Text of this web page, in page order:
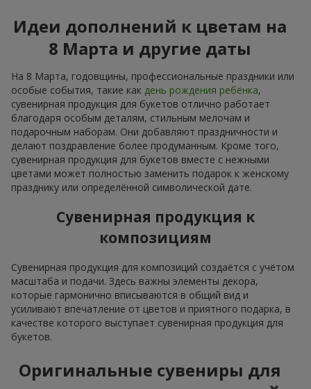
Идеи дополнений к цветам на
8 Марта и другие даты
На 8 Марта, годовщины, профессиональные праздники или
особые события, такие как день рождения ребёнка,
сувенирная продукция для букетов отлично работает
благодаря особым деталям, стильным мелочам и
подарочным наборам. Они добавляют праздничности и
делают поздравление более продуманным. Кроме того,
сувенирная продукция для букетов вместе с нежными
цветами может полностью заменить подарок к женскому
празднику или определённой символической дате.
Сувенирная продукция к
композициям
Сувенирная продукция для композиций создаётся с учётом
масштаба и подачи. Здесь важны элементы декора,
которые гармонично вписываются в общий вид и
усиливают впечатление от цветов и приятного подарка, в
качестве которого выступает сувенирная продукция для
букетов.
Оригинальные сувениры для